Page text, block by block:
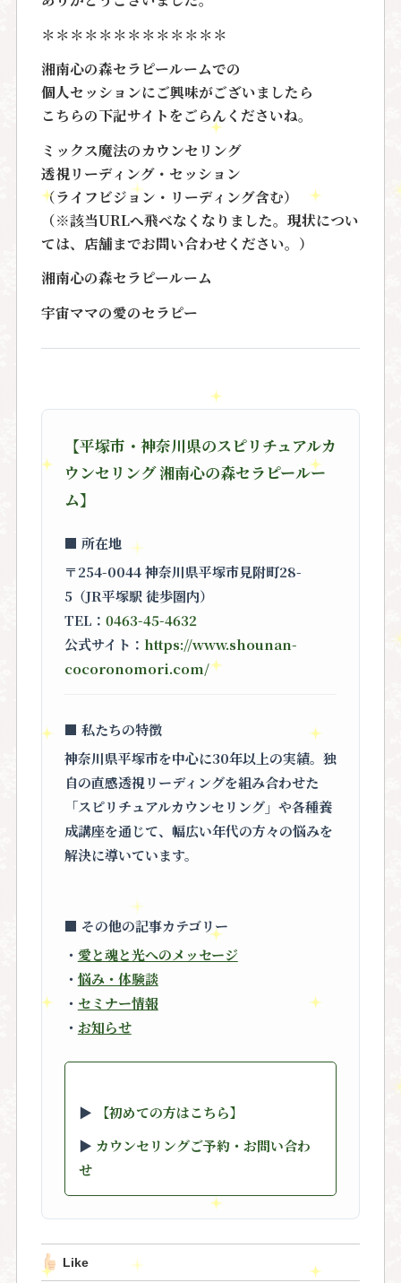
＊＊＊＊＊＊＊＊＊＊＊＊＊
湘南心の森セラピールームでの
個人セッションにご興味がございましたら
こちらの下記サイトをごらんくださいね。
ミックス魔法のカウンセリング
透視リーディング・セッション
（ライフビジョン・リーディング含む）
（※該当URLへ飛べなくなりました。現状につい
ては、店舗までお問い合わせください。）
湘南心の森セラピールーム
宇宙ママの愛のセラピー
【平塚市・神奈川県のスピリチュアルカ
ウンセリング 湘南心の森セラピールー
ム】
■ 所在地
〒254-0044 神奈川県平塚市見附町28-
5（JR平塚駅 徒歩圏内）
TEL： 0463-45-4632
公式サイト： https://www.shounan-
cocoronomori.com/
■ 私たちの特徴
神奈川県平塚市を中心に30年以上の実績。独
自の直感透視リーディングを組み合わせた
「スピリチュアルカウンセリング」 や各種養
成講座を通じて、幅広い年代の方々の悩みを
解決に導いています。
■ その他の記事カテゴリー
・ 愛と魂と光へのメッセージ
・ 悩み・体験談
・ セミナー情報
・ お知らせ
▶︎
【初めての方はこちら】
▶︎ カウンセリングご予約・お問い合わ
せ
Like